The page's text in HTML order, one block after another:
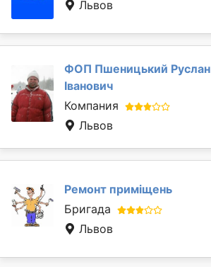
Львов
ФОП Пшеницький Руслан
Іванович
Компания
Львов
Ремонт приміщень
Бригада
Львов